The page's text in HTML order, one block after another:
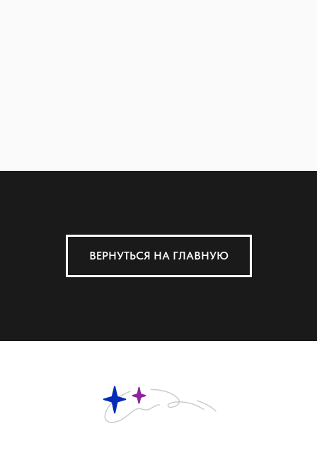
ВЕРНУТЬСЯ НА ГЛАВНУЮ